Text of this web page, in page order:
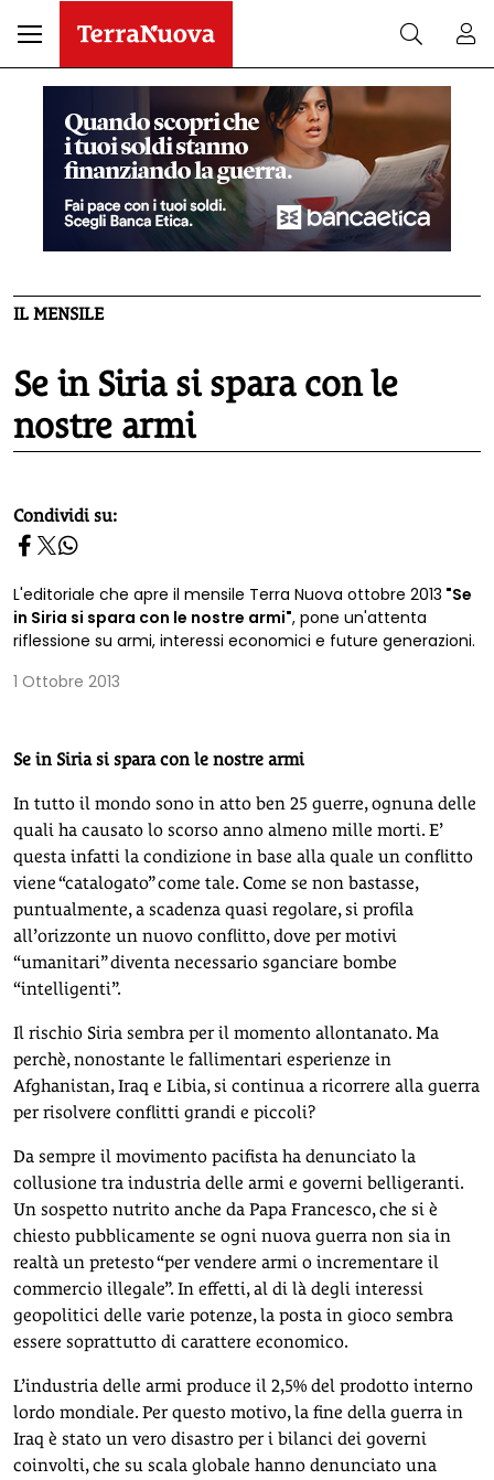
IL MENSILE
Se in Siria si spara con le
nostre armi
homepage h2
Condividi su:
L'editoriale che apre il mensile Terra Nuova ottobre 2013 "Se
in Siria si spara con le nostre armi", pone un'attenta
riflessione su armi, interessi economici e future generazioni.
1 Ottobre 2013
Se in Siria si spara con le nostre armi
In tutto il mondo sono in atto ben 25 guerre, ognuna delle
quali ha causato lo scorso anno almeno mille morti. E’
questa infatti la condizione in base alla quale un conflitto
viene “catalogato” come tale. Come se non bastasse,
puntualmente, a scadenza quasi regolare, si profila
all’orizzonte un nuovo conflitto, dove per motivi
“umanitari” diventa necessario sganciare bombe
“intelligenti”.
Il rischio Siria sembra per il momento allontanato. Ma
perchè, nonostante le fallimentari esperienze in
Afghanistan, Iraq e Libia, si continua a ricorrere alla guerra
per risolvere conflitti grandi e piccoli?
Da sempre il movimento pacifista ha denunciato la
collusione tra industria delle armi e governi belligeranti.
Un sospetto nutrito anche da Papa Francesco, che si è
chiesto pubblicamente se ogni nuova guerra non sia in
realtà un pretesto “per vendere armi o incrementare il
commercio illegale”. In effetti, al di là degli interessi
geopolitici delle varie potenze, la posta in gioco sembra
essere soprattutto di carattere economico.
L’industria delle armi produce il 2,5% del prodotto interno
lordo mondiale. Per questo motivo, la fine della guerra in
Iraq è stato un vero disastro per i bilanci dei governi
coinvolti, che su scala globale hanno denunciato una